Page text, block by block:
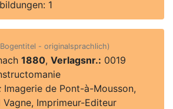
1
- originalsprachlich)
1880, Verlagsnr.: 0019
Imagerie de Pont-à-Mousson,
Vagne, Imprimeur-Editeur